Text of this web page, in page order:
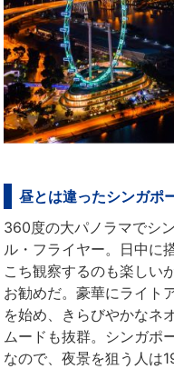
昼とは違ったシンガポ
360度の大パノラマでシ
ル・フライヤー。日中に
こち観察するのも楽しい
お勧めだ。豪華にライト
を始め、きらびやかなネ
ムードも抜群。シンガポ
なので、夜景を狙う人は